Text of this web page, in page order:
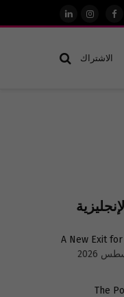
فيسبوكالانستغرام
لينكدإن
الاشتراك
A New Exit
The